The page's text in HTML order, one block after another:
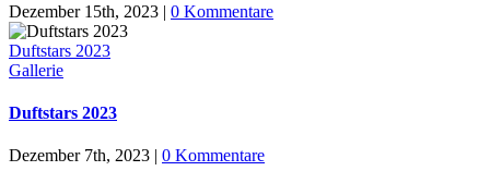
Dezember 15th, 2023 | 0 Kommentare
Duftstars 2023
Gallerie
Duftstars 2023
Dezember 7th, 2023 | 0 Kommentare